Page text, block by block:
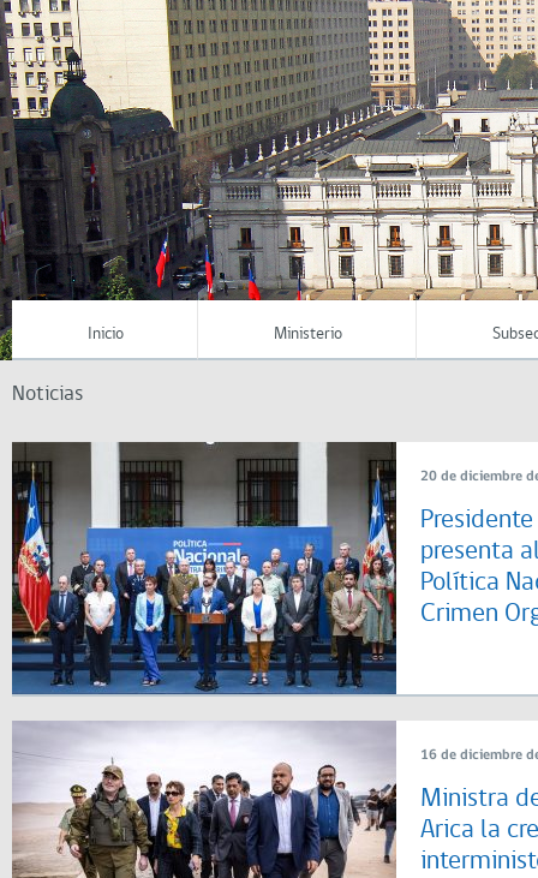
Inicio Ministerio
Noticias
20 de diciembre
presenta
Política
Crimen
16 de diciembre
Ministra
Arica la